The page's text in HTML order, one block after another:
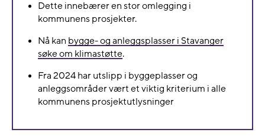
Dette innebærer en stor omlegging i
kommunens prosjekter.
Nå kan bygge- og anleggsplasser i Stavanger
søke om klimastøtte.
Fra 2024 har utslipp i byggeplasser og
anleggsområder vært et viktig kriterium i alle
kommunens prosjektutlysninger